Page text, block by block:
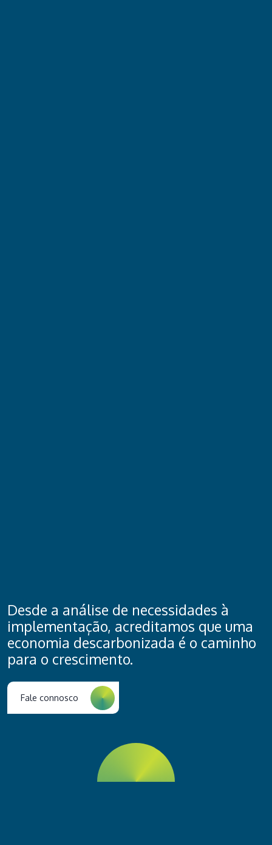
Desde a análise de necessidades à
implementação, acreditamos que uma
economia descarbonizada é o caminho
para o crescimento.
Fale connosco